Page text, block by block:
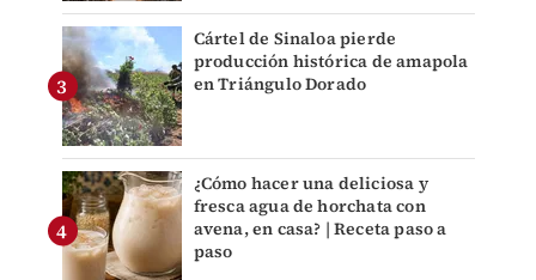
Cártel de Sinaloa pierde
producción histórica de amapola
en Triángulo Dorado
¿Cómo hacer una deliciosa y
fresca agua de horchata con
avena, en casa? | Receta paso a
paso